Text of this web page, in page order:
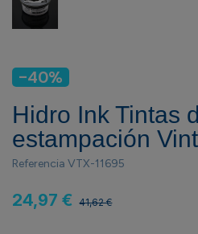
-40%
Hidro Ink Tintas
estampación
Referencia VTX-11695
24,97 € 41,62 €